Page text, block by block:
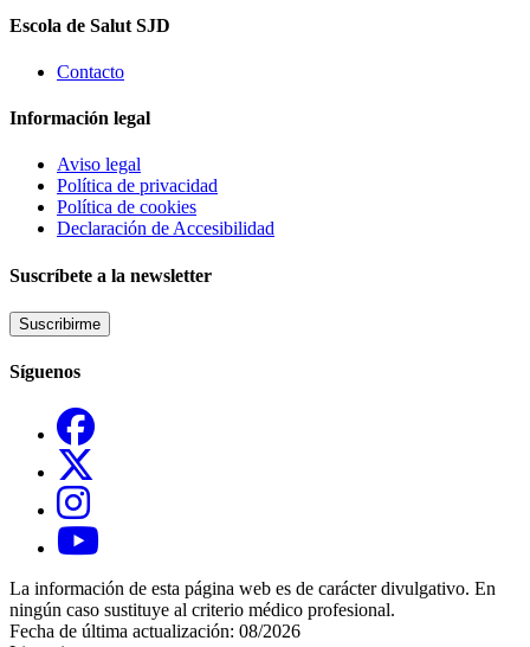
Escola de Salut SJD
Contacto
Información legal
Aviso legal
Política de privacidad
Política de cookies
Declaración de Accesibilidad
Suscríbete a la newsletter
Suscribirme
Síguenos
La información de esta página web es de carácter divulgativo. En
ningún caso sustituye al criterio médico profesional.
Fecha de última actualización: 08/2026